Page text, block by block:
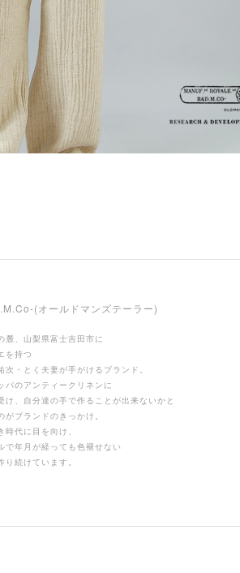
(オールドマンズテーラー)
麓、山梨県富士吉田市に
を持つ
次・とく夫妻が手がけるブランド。
パのアンティークリネンに
け、自分達の手で作ることが出来ないかと
がブランドのきっかけ。
時代に目を向け、
で年月が経っても色褪せない
り続けています。